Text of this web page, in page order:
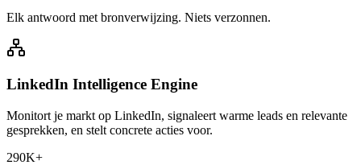
Elk antwoord met bronverwijzing. Niets verzonnen.
LinkedIn Intelligence Engine
Monitort je markt op LinkedIn, signaleert warme leads en relevante
gesprekken, en stelt concrete acties voor.
290K+